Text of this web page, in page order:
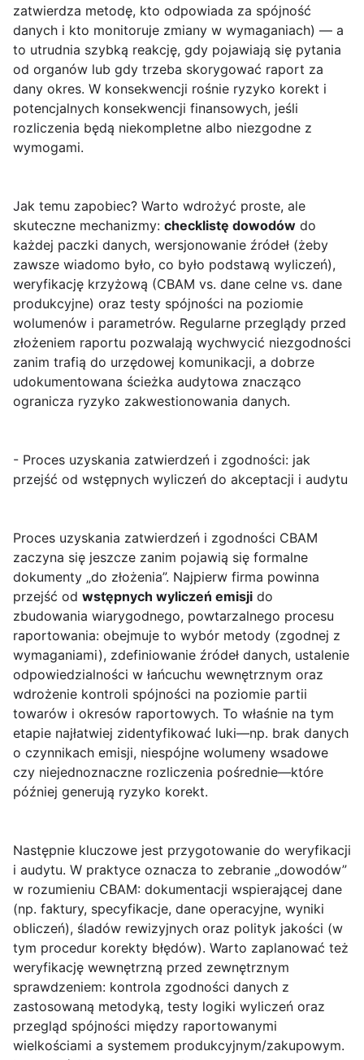
zatwierdza metodę, kto odpowiada za spójność
danych i kto monitoruje zmiany w wymaganiach) — a
to utrudnia szybką reakcję, gdy pojawiają się pytania
od organów lub gdy trzeba skorygować raport za
dany okres. W konsekwencji rośnie ryzyko korekt i
potencjalnych konsekwencji finansowych, jeśli
rozliczenia będą niekompletne albo niezgodne z
wymogami.
Jak temu zapobiec? Warto wdrożyć proste, ale
skuteczne mechanizmy: checklistę dowodów do
każdej paczki danych, wersjonowanie źródeł (żeby
zawsze wiadomo było, co było podstawą wyliczeń),
weryfikację krzyżową (CBAM vs. dane celne vs. dane
produkcyjne) oraz testy spójności na poziomie
wolumenów i parametrów. Regularne przeglądy przed
złożeniem raportu pozwalają wychwycić niezgodności
zanim trafią do urzędowej komunikacji, a dobrze
udokumentowana ścieżka audytowa znacząco
ogranicza ryzyko zakwestionowania danych.
- Proces uzyskania zatwierdzeń i zgodności: jak
przejść od wstępnych wyliczeń do akceptacji i audytu
Proces uzyskania zatwierdzeń i zgodności CBAM
zaczyna się jeszcze zanim pojawią się formalne
dokumenty „do złożenia”. Najpierw firma powinna
przejść od wstępnych wyliczeń emisji do
zbudowania wiarygodnego, powtarzalnego procesu
raportowania: obejmuje to wybór metody (zgodnej z
wymaganiami), zdefiniowanie źródeł danych, ustalenie
odpowiedzialności w łańcuchu wewnętrznym oraz
wdrożenie kontroli spójności na poziomie partii
towarów i okresów raportowych. To właśnie na tym
etapie najłatwiej zidentyfikować luki—np. brak danych
o czynnikach emisji, niespójne wolumeny wsadowe
czy niejednoznaczne rozliczenia pośrednie—które
później generują ryzyko korekt.
Następnie kluczowe jest przygotowanie do weryfikacji
i audytu. W praktyce oznacza to zebranie „dowodów”
w rozumieniu CBAM: dokumentacji wspierającej dane
(np. faktury, specyfikacje, dane operacyjne, wyniki
obliczeń), śladów rewizyjnych oraz polityk jakości (w
tym procedur korekty błędów). Warto zaplanować też
weryfikację wewnętrzną przed zewnętrznym
sprawdzeniem: kontrola zgodności danych z
zastosowaną metodyką, testy logiki wyliczeń oraz
przegląd spójności między raportowanymi
wielkościami a systemem produkcyjnym/zakupowym.